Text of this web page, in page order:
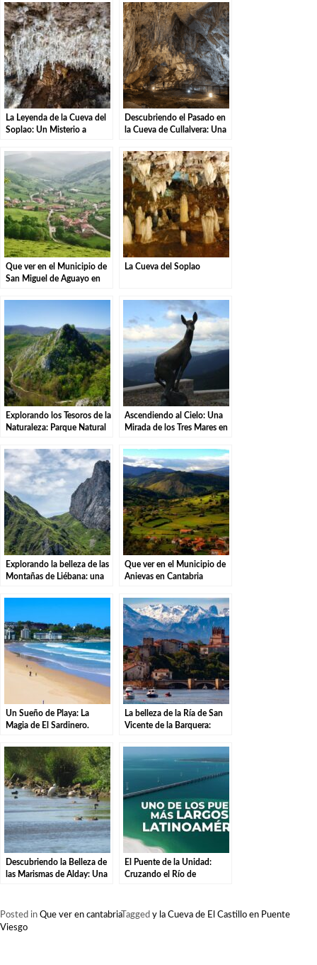
La Leyenda de la Cueva del
Soplao: Un Misterio a
Descubriendo el Pasado en
la Cueva de Cullalvera: Una
Cantabria
Que ver en el Municipio de
San Miguel de Aguayo en
La Cueva del Soplao
Explorando los Tesoros de la
Naturaleza: Parque Natural
Tudanca.
Ascendiendo al Cielo: Una
Mirada de los Tres Mares en
Explorando la belleza de las
Montañas de Liébana: una
Que ver en el Municipio de
Anievas en Cantabria
Un Sueño de Playa: La
Magia de El Sardinero.
La belleza de la Ría de San
Vicente de la Barquera:
Descubriendo la Belleza de
las Marismas de Alday: Una
El Puente de la Unidad:
Cruzando el Río de
Posted in Que ver en cantabriaTagged y la Cueva de El Castillo en Puente
Viesgo